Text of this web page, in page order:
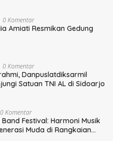
0 Komentar
Amiati Resmikan Gedung
0 Komentar
Danpuslatdiksarmil
Satuan TNI AL di Sidoarjo
0 Komentar
Festival: Harmoni Musik
Muda di Rangkaian